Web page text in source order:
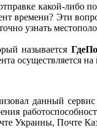
какой-либо
времени? Эти
узнать
называется
осуществляется
данный
Украины, Почте